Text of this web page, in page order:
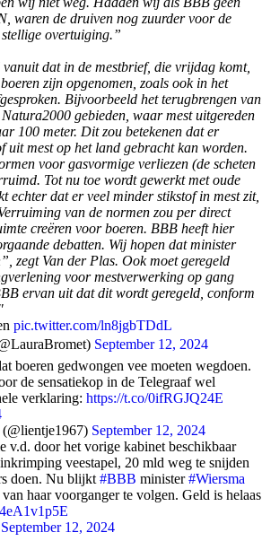
waren de druiven nog zuurder voor de
overtuiging.”
dat in de mestbrief, die vrijdag komt,
zijn opgenomen, zoals ook in het
Bijvoorbeeld het terugbrengen van
gebieden, waar mest uitgereden
100 meter. Dit zou betekenen dat er
uit mest op het land gebracht kan worden.
voor gasvormige verliezen (de scheten
Tot nu toe wordt gewerkt met oude
echter dat er veel minder stikstof in mest zit,
van de normen zou per direct
creëren voor boeren. BBB heeft hier
debatten. Wij hopen dat minister
zegt Van der Plas. Ook moet geregeld
voor mestverwerking op gang
ervan uit dat dit wordt geregeld, conform
pic.twitter.com/ln8jgbTDdL
September 12, 2024
boeren gedwongen vee moeten wegdoen.
de sensatiekop in de Telegraaf wel
verklaring: https://t.co/0ifRGJQ24E
September 12, 2024
v.d. door het vorige kabinet beschikbaar
veestapel, 20 mld weg te snijden
doen. Nu blijkt #BBB minister#Wiersma
haar voorganger te volgen. Geld is helaas
September 12, 2024